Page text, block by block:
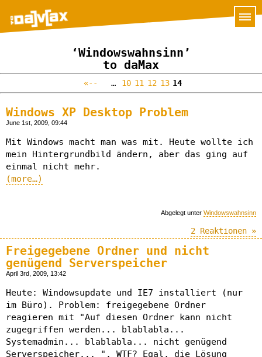
‘Windowswahnsinn’
to daMax
«-- … 10 11 12 13 14
Windows XP Desktop Problem
June 1st, 2009, 09:44
Mit Windows macht man was mit. Heute wollte ich
mein Hintergrundbild ändern, aber das ging auf
einmal nicht mehr.
(more…)
Abgelegt unter Windowswahnsinn
2 Reaktionen »
Freigegebene Ordner und nicht
genügend Serverspeicher
April 3rd, 2009, 13:42
Heute: Windowsupdate und IE7 installiert (nur
im Büro). Problem: freigegebene Ordner
reagieren mit "Auf diesen Ordner kann nicht
zugegriffen werden... blablabla...
Systemadmin... blablabla... nicht genügend
Serverspeicher... ". WTF? Egal, die Lösung